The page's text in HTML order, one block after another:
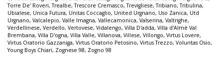
Torre De' Roveri,Trealbe,Trescore Cremasco,Trevigliese,Tribiano,Tribulina,
Ubialese, Unica Futura, Unitas Coccaglio, United Urgnano, Uso Zanica, Utd
Urgnano, Valcalepio, Valle Imagna, Vallecamonica, Valserina, Valtrighe,
Verdellinese, Verdello, Vertovese, Vidalengo, Villa D'adda, Villa d'Almè Val
Brembana, Villa D'ogna, Villa Valle, Villanova, Villese, Villongo, Virtus Lovere,
Virtus Oratorio Gazzaniga, Virtus Oratorio Petosino, Virtus Trezzo, Voluntas Osio,
Young Boys Chiari, Zognese 98, Zogno 98